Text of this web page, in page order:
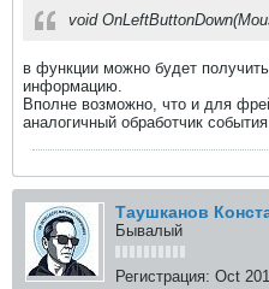
void
в функции можно будет
информацию.
Вполне возможно, что и для
аналогичный обработчик
Таушканов
Бывалый
Регистрация: Oct